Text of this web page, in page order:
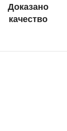
Доказано
качество